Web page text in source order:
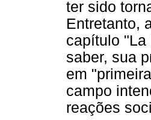
ter sido
Entretanto,
capítulo "La
saber, sua
em
campo
reações